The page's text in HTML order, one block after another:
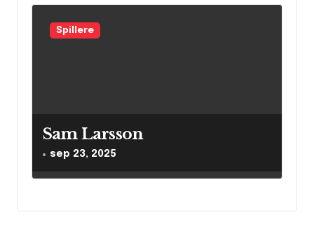
Spillere
Sam Larsson
sep 23, 2025